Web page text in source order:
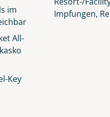
im
All-
Key
Impfungen,